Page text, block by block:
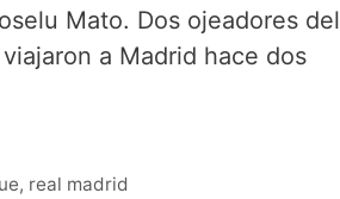
Mato. Dos ojeadores del
a Madrid hace dos
, real madrid